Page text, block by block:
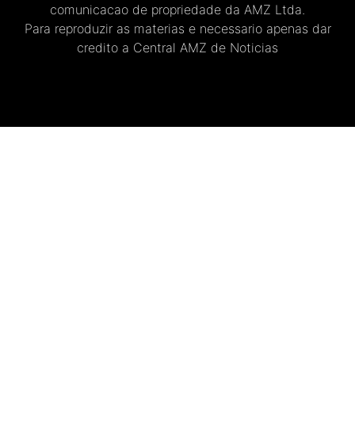
comunicacao de propriedade da AMZ Ltda.
Para reproduzir as materias e necessario apenas dar
credito a Central AMZ de Noticias